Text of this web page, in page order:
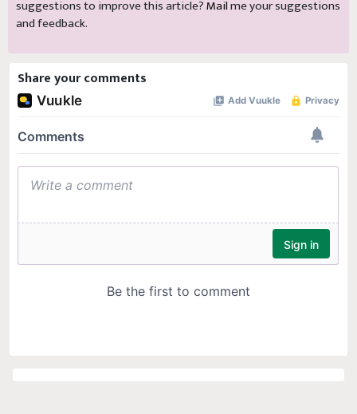
suggestions to improve this article?Mailme your suggestions
and feedback.
Share your comments